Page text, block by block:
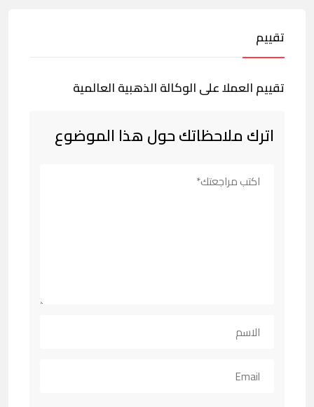
تقييم
تقييم العملا على الوكالة الذهبية العالمية
اترك ملاحظاتك حول هذا الموضوع